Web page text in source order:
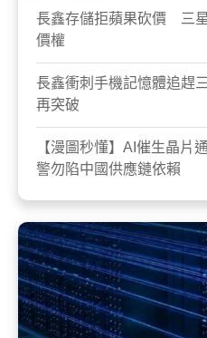
長鑫存儲拒蘋果砍價 三
價權
長鑫衝刺手機記憶體追趕
再突破
【漫圖秒懂】AI催生晶
警勿陷中國供應鏈依賴